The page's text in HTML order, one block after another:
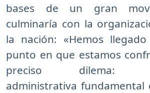
bases de un gran
culminaría con la
la nación: «Hemos
punto en que estamos
preciso dilema:
administrativa fundamental